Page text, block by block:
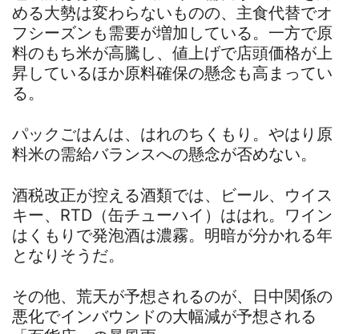
める大勢は変わらないものの、主食代替でオ
フシーズンも需要が増加している。一方で原
料のもち米が高騰し、値上げで店頭価格が上
昇しているほか原料確保の懸念も高まってい
る。
パックごはんは、はれのちくもり。やはり原
料米の需給バランスへの懸念が否めない。
酒税改正が控える酒類では、ビール、ウイス
キー、RTD（缶チューハイ）ははれ。ワイン
はくもりで発泡酒は濃霧。明暗が分かれる年
となりそうだ。
その他、荒天が予想されるのが、日中関係の
悪化でインバウンドの大幅減が予想される